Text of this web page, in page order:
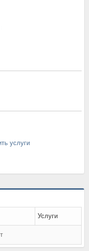
услуги
Услуги